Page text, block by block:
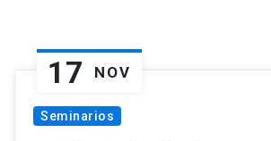
17 NOV
Seminarios